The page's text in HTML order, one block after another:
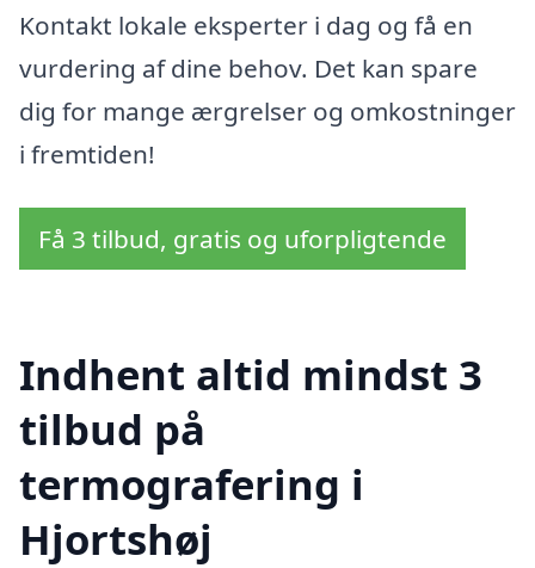
Kontakt lokale eksperter i dag og få en
vurdering af dine behov. Det kan spare
dig for mange ærgrelser og omkostninger
i fremtiden!
Få 3 tilbud, gratis og uforpligtende
Indhent altid mindst 3
tilbud på
termografering i
Hjortshøj